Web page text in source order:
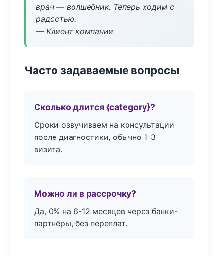
врач — волшебник. Теперь ходим с
радостью.
— Клиент компании
Часто задаваемые вопросы
Сколько длится {category}?
Сроки озвучиваем на консультации
после диагностики, обычно 1-3
визита.
Можно ли в рассрочку?
Да, 0% на 6-12 месяцев через банки-
партнёры, без переплат.